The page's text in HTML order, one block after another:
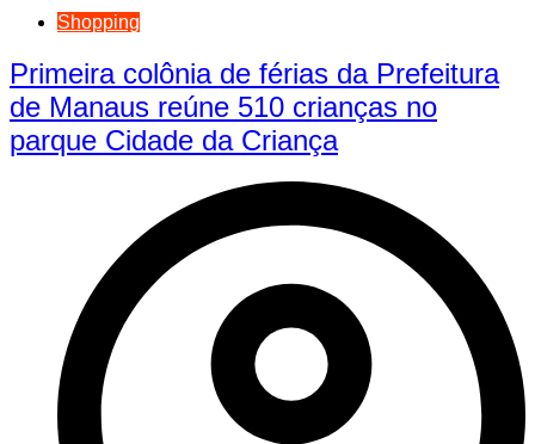
Shopping
Primeira colônia de férias da Prefeitura
de Manaus reúne 510 crianças no
parque Cidade da Criança